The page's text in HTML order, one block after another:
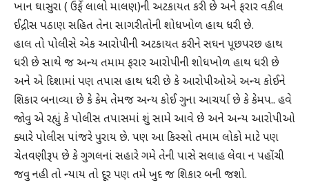
ખાન ઘાસુરા ( ઉર્ફે લાલો માલણ)ની અટકાયત કરી છે અને ફરાર વકીલ
ઈદ્રીસ પઠાણ સહિત તેના સાગરીતોની શોધખોળ હાથ ધરી છે.
હાલ તો પોલીસે એક આરોપીની અટકાયત કરીને સઘન પૂછપરછ હાથ
ધરી છે સાથે જ અન્ય તમામ ફરાર આરોપીની શોધખોળ હાથ ધરી છે
અને એ દિશામાં પણ તપાસ હાથ ધરી છે કે આરોપીઓએ અન્ય કોઈને
શિકાર બનાવ્યા છે કે કેમ તેમજ અન્ય કોઈ ગુના આચર્યા છે કે કેમપ.. હવે
જાેવુ એ રહ્યું કે પોલીસ તપાસમાં શું સામે આવે છે અને અન્ય આરોપીઓ
ક્યારે પોલીસ પાંજરે પુરાય છે. પણ આ કિસ્સો તમામ લોકો માટે પણ
ચેતવણીરૂપ છે કે ગુગલનાં સહારે ગમે તેની પાસે સલાહ લેવા ન પહોંચી
જવુ નહી તો ન્યાય તો દૂર પણ તમે ખુદ જ શિકાર બની જશો.